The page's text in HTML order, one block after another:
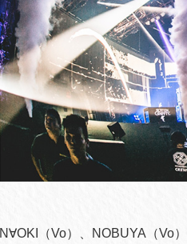
N∀OKI（Vo）、NOBUYA（Vo